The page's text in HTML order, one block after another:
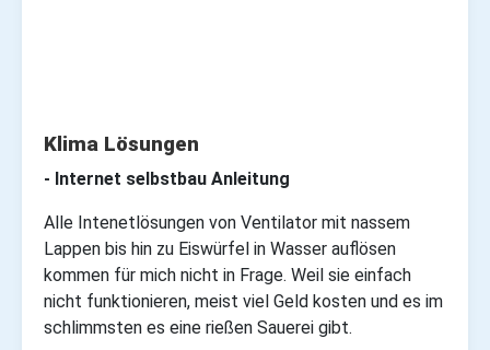
Klima Lösungen
- Internet selbstbau Anleitung
Alle Intenetlösungen von Ventilator mit nassem
Lappen bis hin zu Eiswürfel in Wasser auflösen
kommen für mich nicht in Frage. Weil sie einfach
nicht funktionieren, meist viel Geld kosten und es im
schlimmsten es eine rießen Sauerei gibt.